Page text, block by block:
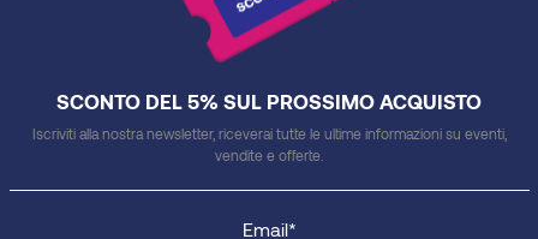
SCONTO DEL 5% SUL PROSSIMO ACQUISTO
Iscriviti alla nostra newsletter, riceverai tutte le ultime informazioni su eventi,
vendite e offerte.
Email*